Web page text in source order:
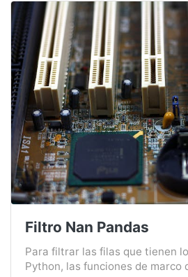
Filtro Nan Pandas
Para filtrar las filas que tienen
Python, las funciones de marco